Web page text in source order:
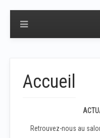
Accueil
Retrouvez-nous au